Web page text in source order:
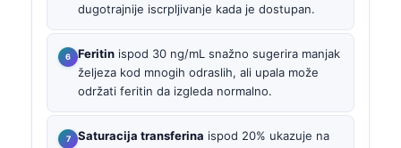
dugotrajnije iscrpljivanje kada je dostupan.
Feritin ispod 30 ng/mL snažno sugerira manjak
željeza kod mnogih odraslih, ali upala može
održati feritin da izgleda normalno.
Saturacija transferina ispod 20% ukazuje na